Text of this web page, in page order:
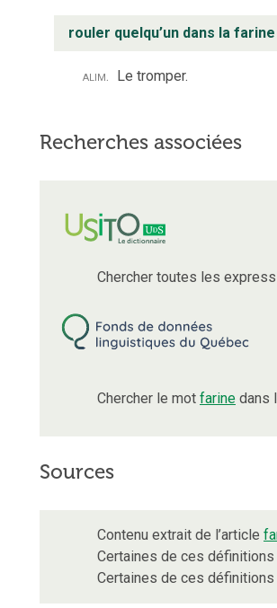
rouler quelqu’un dans la farine
alim. Le tromper.
Recherches associées
Chercher toutes les
Chercher le mot farine dans
Sources
Contenu extrait de l’article
Certaines de ces définitions
Certaines de ces définitions